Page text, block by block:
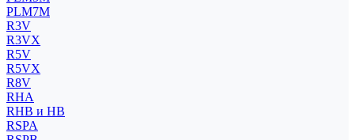
PLM7M
R3V
R3VX
R5V
R5VX
R8V
RHA
RHB и HB
RSPA